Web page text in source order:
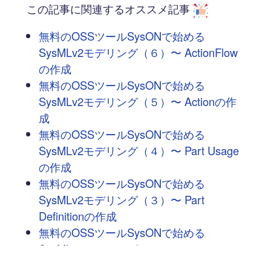
この記事に関連するオススメ記事
無料のOSSツールSysONで始める
SysMLv2モデリング（６）〜 ActionFlow
の作成
無料のOSSツールSysONで始める
SysMLv2モデリング（５）〜 Actionの作
成
無料のOSSツールSysONで始める
SysMLv2モデリング（４）〜 Part Usage
の作成
無料のOSSツールSysONで始める
SysMLv2モデリング（３）〜 Part
Definitionの作成
無料のOSSツールSysONで始める
SysMLv2モデリング（１）〜 はじめての